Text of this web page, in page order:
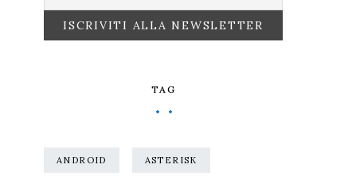
TAG
ANDROID ASTERISK